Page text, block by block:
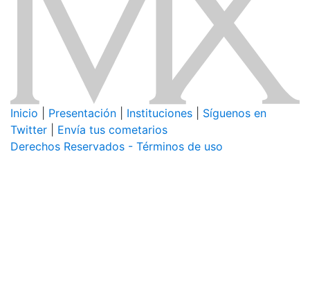
Inicio Presentación Instituciones
Síguenos en
Twitter
Envía tus cometarios
Derechos Reservados - Términos de uso